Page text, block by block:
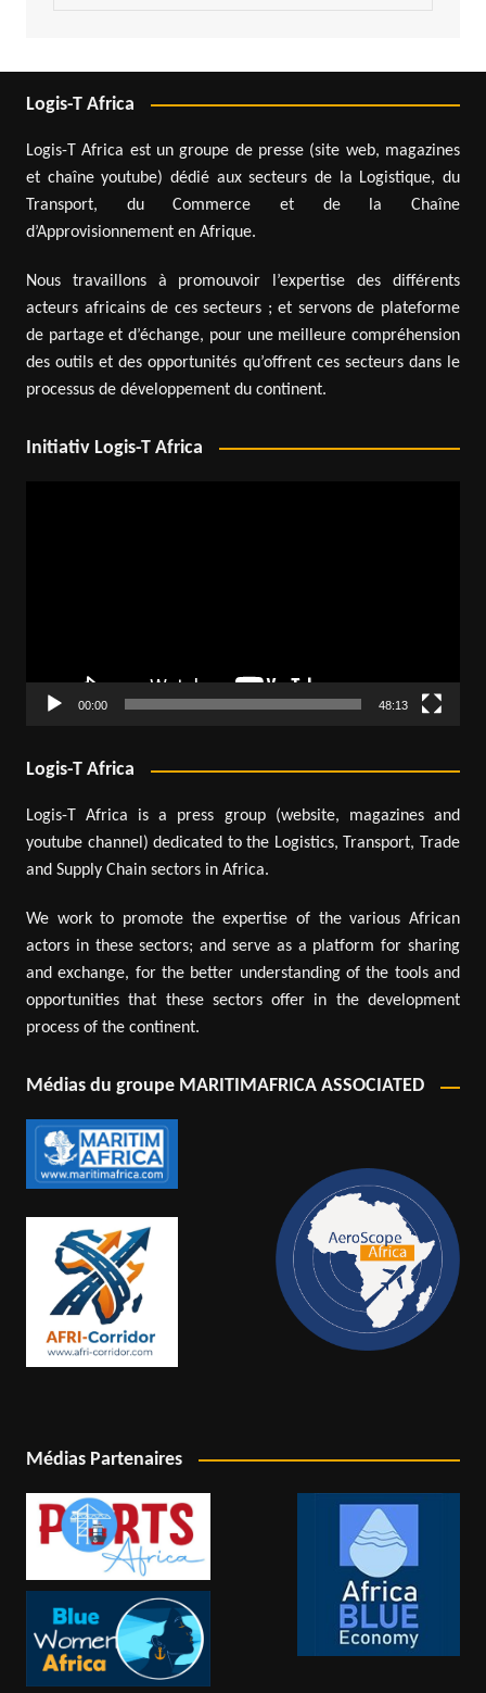
Logis-T Africa
Logis-T Africa est un groupe de presse (site web, magazines
et chaîne youtube) dédié aux secteurs de la Logistique, du
Transport, du Commerce et de la Chaîne
d’Approvisionnement en Afrique.
Nous travaillons à promouvoir l’expertise des différents
acteurs africains de ces secteurs ; et servons de plateforme
de partage et d’échange, pour une meilleure compréhension
des outils et des opportunités qu’offrent ces secteurs dans le
processus de développement du continent.
Initiativ Logis-T Africa
00:00 48:13
Logis-T Africa
Logis-T Africa is a press group (website, magazines and
youtube channel) dedicated to the Logistics, Transport, Trade
and Supply Chain sectors in Africa.
We work to promote the expertise of the various African
actors in these sectors; and serve as a platform for sharing
and exchange, for the better understanding of the tools and
opportunities that these sectors offer in the development
process of the continent.
Médias du groupe MARITIMAFRICA ASSOCIATED
Médias Partenaires